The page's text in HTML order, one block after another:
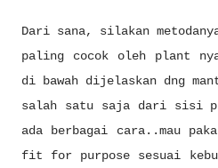
Dari sana, silakan
paling cocok oleh plant
di bawah dijelaskan dng
salah satu saja dari sisi
ada berbagai cara..mau
fit for purpose sesuai